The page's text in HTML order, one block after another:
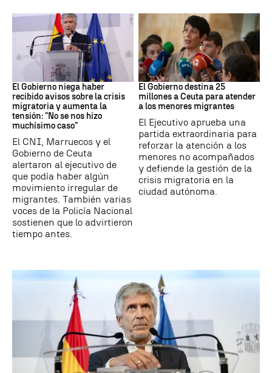
El Gobierno niega haber
recibido avisos sobre la crisis
migratoria y aumenta la
tensión: "No se nos hizo
muchísimo caso"
El CNI, Marruecos y el
Gobierno de Ceuta
alertaron al ejecutivo de
que podía haber algún
movimiento irregular de
migrantes. También varias
voces de la Policía Nacional
sostienen que lo advirtieron
tiempo antes.
Crisis migratoria
El Gobierno destina 25
millones a Ceuta para atender
a los menores migrantes
El Ejecutivo aprueba una
partida extraordinaria para
reforzar la atención a los
menores no acompañados
y defiende la gestión de la
crisis migratoria en la
ciudad autónoma.